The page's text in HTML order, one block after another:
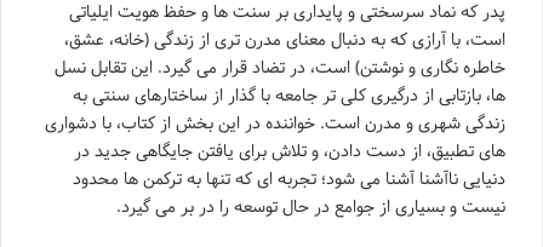
پدر که نماد سرسختی و پایداری بر سنت ها و حفظ هویت ایلیاتی
است، با آرازی که به دنبال معنای مدرن تری از زندگی (خانه، عشق،
خاطره نگاری و نوشتن) است، در تضاد قرار می گیرد. این تقابل نسل
ها، بازتابی از درگیری کلی تر جامعه با گذار از ساختارهای سنتی به
زندگی شهری و مدرن است. خواننده در این بخش از کتاب، با دشواری
های تطبیق، از دست دادن، و تلاش برای یافتن جایگاهی جدید در
دنیایی ناآشنا آشنا می شود؛ تجربه ای که تنها به ترکمن ها محدود
نیست و بسیاری از جوامع در حال توسعه را در بر می گیرد.